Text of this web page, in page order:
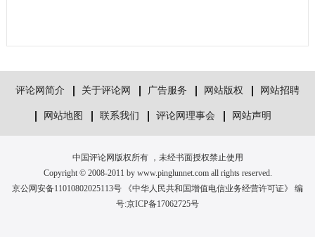
评论网简介 关于评论网 广告服务 网站版权 网站招聘
网站地图 联系我们 评论网理事会 网站声明
中国评论网版权所有 ，未经书面授权禁止使用
Copyright © 2008-2011 by www.pinglunnet.com all rights reserved.
京公网安备11010802025113号 《中华人民共和国增值电信业务经营许可证》 编
号:京ICP备17062725号